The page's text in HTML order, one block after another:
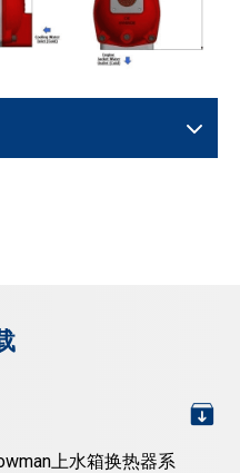
上水箱换热器系